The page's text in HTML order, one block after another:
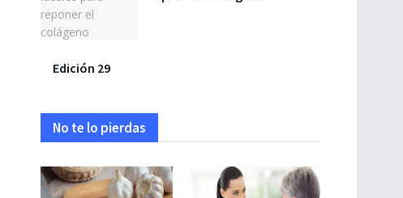
Edición 29
No te lo pierdas